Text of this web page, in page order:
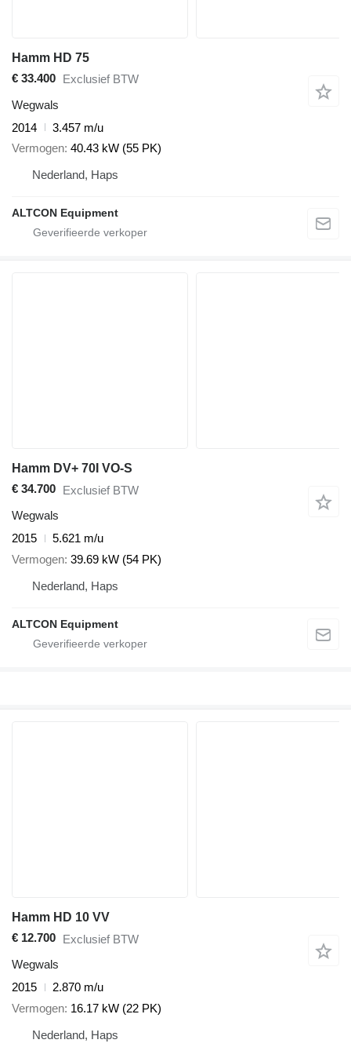
Hamm HD 75
€ 33.400 Exclusief BTW
Wegwals
2014
3.457 m/u
Vermogen 40.43 kW (55 PK)
Nederland, Haps
ALTCON Equipment
Hamm DV+ 70I VO-S
€ 34.700 Exclusief BTW
Wegwals
2015
5.621 m/u
Vermogen 39.69 kW (54 PK)
Nederland, Haps
ALTCON Equipment
Hamm HD 10 VV
€ 12.700 Exclusief BTW
Wegwals
2015
2.870 m/u
Vermogen 16.17 kW (22 PK)
Nederland, Haps